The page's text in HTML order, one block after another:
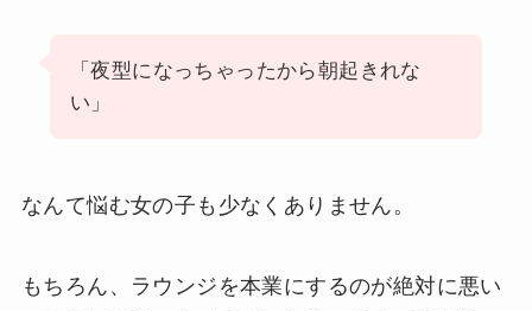
「夜型になっちゃったから朝起きれな
い」
なんて悩む女の子も少なくありません。
もちろん、ラウンジを本業にするのが絶対に悪い